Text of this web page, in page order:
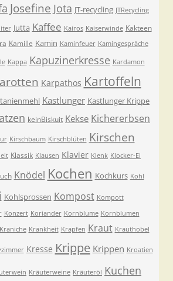
Josefine Jota JT-recycling JTRecycling
Jutta Kaffee Kairos Kaiserwinde Kakteen
Kamille Kamin Kaminfeuer Kamingespräche
Kappa Kapuzinerkresse Kardamon
Karpathos Kartoffeln
Kastlunger Kastlunger Krippe
keinBiskuit Kekse Kichererbsen
Kirschbaum Kirschblüten Kirschen
Klassik Klausen Klavier Klenk Klocker-Ei
Knödel Kochen Kochkurs Kohl
Kohlsprossen Kompost Kompott
Konzert Koriander Kornblume Kornblumen
Kraniche Krankheit Krapfen Kraut Krauthobel
Kresse Krippe Krippen Kroatien
Kräuterweine Kräuteröl Kuchen